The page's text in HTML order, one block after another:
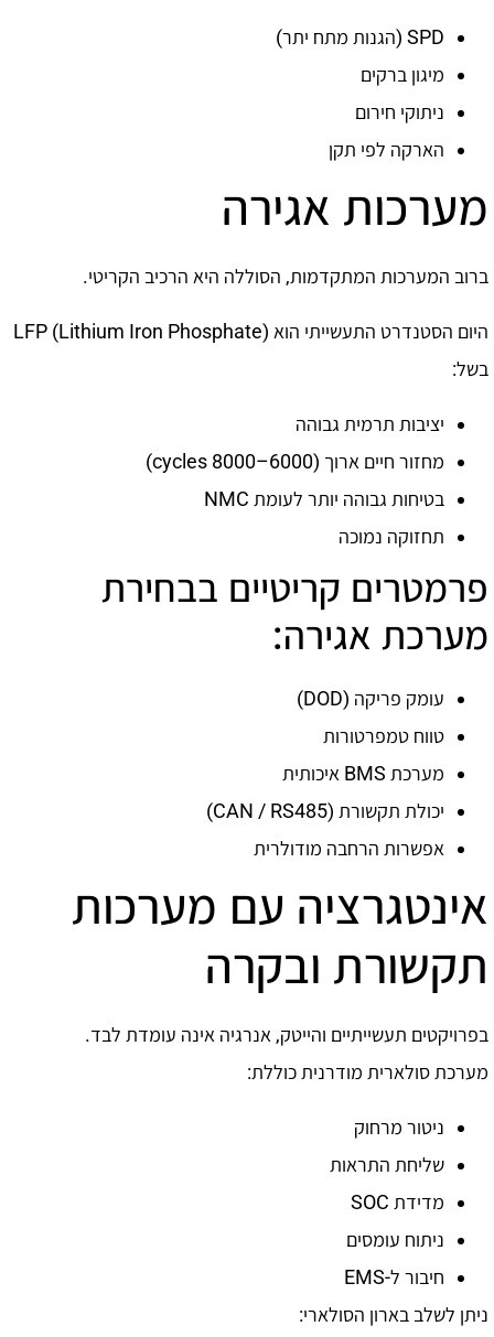
SPD (הגנות מתח יתר)
מיגון ברקים
ניתוקי חירום
הארקה לפי תקן
מערכות אגירה
ברוב המערכות המתקדמות, הסוללה היא הרכיב הקריטי.
היום הסטנדרט התעשייתי הוא LFP (Lithium Iron Phosphate)
בשל:
יציבות תרמית גבוהה
מחזור חיים ארוך (6000–8000 cycles)
בטיחות גבוהה יותר לעומת NMC
תחזוקה נמוכה
פרמטרים קריטיים בבחירת
מערכת אגירה:
עומק פריקה (DOD)
טווח טמפרטורות
מערכת BMS איכותית
יכולת תקשורת (CAN / RS485)
אפשרות הרחבה מודולרית
אינטגרציה עם מערכות
תקשורת ובקרה
בפרויקטים תעשייתיים והייטק, אנרגיה אינה עומדת לבד.
מערכת סולארית מודרנית כוללת:
ניטור מרחוק
שליחת התראות
מדידת SOC
ניתוח עומסים
חיבור ל-EMS
ניתן לשלב בארון הסולארי: